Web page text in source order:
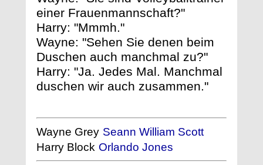
einer Frauenmannschaft?"
Harry: "Mmmh."
Wayne: "Sehen Sie denen beim
Duschen auch manchmal zu?"
Harry: "Ja. Jedes Mal. Manchmal
duschen wir auch zusammen."
Wayne Grey Seann William Scott
Harry Block Orlando Jones